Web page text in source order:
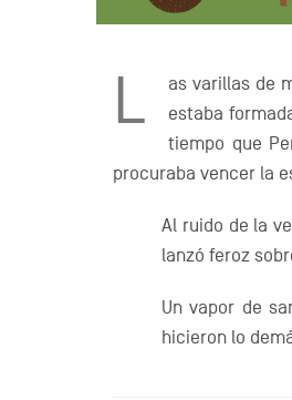
L
as varillas de
estaba
tiempo que
procuraba vencer la
Al ruido de la
lanzó feroz
Un vapor de
hicieron lo